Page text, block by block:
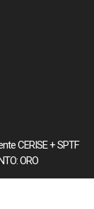
CERISE + SPTF
ORO